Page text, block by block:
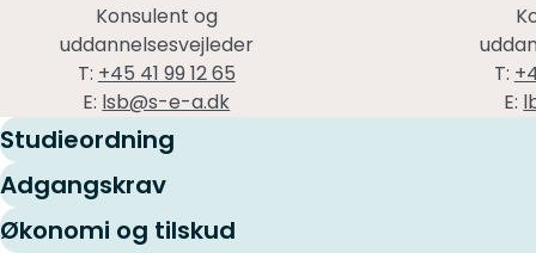
Konsulent og
uddannelsesvejleder
T: +45 41 99 12 65
E: lsb@s-e-a.dk
T:
E:
Studieordning
Find din studieordning
Adgangskrav
Uddannelsen retter sig mod dig der i forvejen har en
Økonomi og tilskud